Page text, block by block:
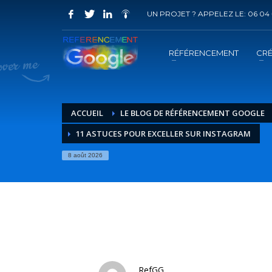
COMMENT ACHETER UN PRESTATION
1 Choisir la prestation
Vous recevrez sous 5 jours ouvrés un mail de
UN PROJET ? APPELEZ LE: 06 04
RÉFÉRENCEMENT
ACCUEIL LE BLOG DE RÉFÉRENCEMENT GOOGLE
11 ASTUCES POUR EXCELLER SUR INSTAGRAM
8 août 2026